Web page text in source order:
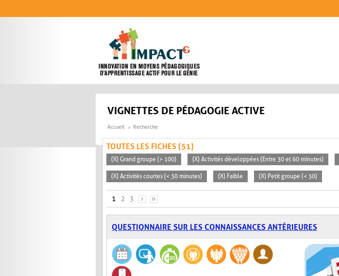
VIGNETTES DE PÉDAGOGIE ACTIVE
Accueil Recherche
TOUTES LES FICHES (51)
(X) Grand groupe (> 100) (X) Activités développées (Entre 30 et 60 minutes)
(X) Activités courtes (< 30 minutes) (X) Faible (X) Petit groupe (< 30)
PAGES
1 2 3 › »
QUESTIONNAIRE SUR LES CONNAISSANCES ANTÉRIEURES